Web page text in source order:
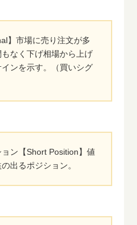
】市場に売り注文が多
なく下げ相場から上げ
ンを示す。（買いシグ
ン【Short Position】値
出るポジション。